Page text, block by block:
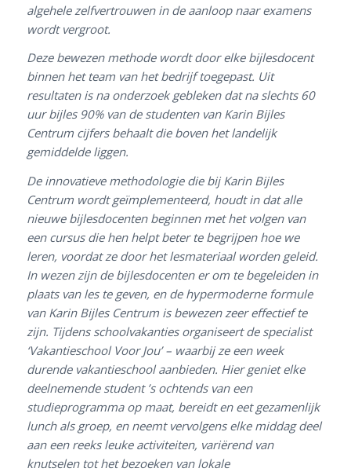
algehele zelfvertrouwen in de aanloop naar examens
wordt vergroot.
Deze bewezen methode wordt door elke bijlesdocent
binnen het team van het bedrijf toegepast. Uit
resultaten is na onderzoek gebleken dat na slechts 60
uur bijles 90% van de studenten van Karin Bijles
Centrum cijfers behaalt die boven het landelijk
gemiddelde liggen.
De innovatieve methodologie die bij Karin Bijles
Centrum wordt geïmplementeerd, houdt in dat alle
nieuwe bijlesdocenten beginnen met het volgen van
een cursus die hen helpt beter te begrijpen hoe we
leren, voordat ze door het lesmateriaal worden geleid.
In wezen zijn de bijlesdocenten er om te begeleiden in
plaats van les te geven, en de hypermoderne formule
van Karin Bijles Centrum is bewezen zeer effectief te
zijn. Tijdens schoolvakanties organiseert de specialist
‘Vakantieschool Voor Jou’ – waarbij ze een week
durende vakantieschool aanbieden. Hier geniet elke
deelnemende student ’s ochtends van een
studieprogramma op maat, bereidt en eet gezamenlijk
lunch als groep, en neemt vervolgens elke middag deel
aan een reeks leuke activiteiten, variërend van
knutselen tot het bezoeken van lokale